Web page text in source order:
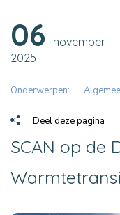
06 november
2025
Onderwerpen:
Deel deze pagina
SCAN op de